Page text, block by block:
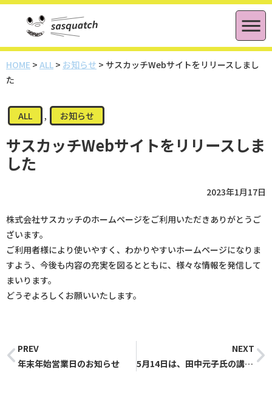
HOME > ALL > お知らせ > サスカッチWebサイトをリリースしまし
た
ALL , お知らせ
サスカッチWebサイトをリリースしま
した
2023年1月17日
株式会社サスカッチのホームページをご利用いただきありがとうご
ざいます。
ご利用者様により使いやすく、わかりやすいホームページになりま
すよう、今後も内容の充実を図るとともに、様々な情報を発信して
まいります。
どうぞよろしくお願いいたします。
PREV
年末年始営業日のお知らせ
NEXT
5月14日は、田中元子氏の講演会＆ワークショップ おしゃべりする屋台『北ぶらくり丁 ウワサの屋台』 開催！